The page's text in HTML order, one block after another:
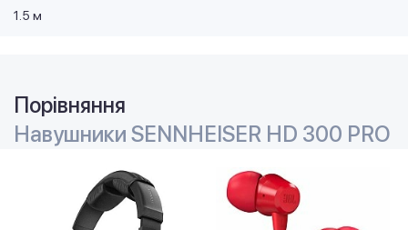
1.5 м
Порівняння
Навушники SENNHEISER HD 300 PRO